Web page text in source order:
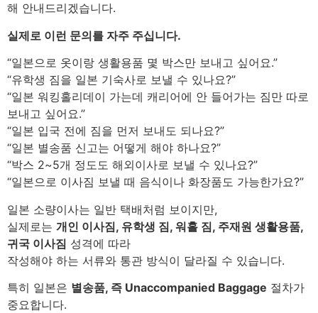
해 안내드리겠습니다.
실제로 이런 문의를 자주 주십니다.
“일본으로 옷이랑 생활용품 몇 박스만 보내고 싶어요.”
“유학생 짐을 일본 기숙사로 보낼 수 있나요?”
“일본 워킹홀리데이 가는데 캐리어에 안 들어가는 짐만 따로
보내고 싶어요.”
“일본 입국 전에 짐을 먼저 보내도 되나요?”
“일본 별송품 신고는 어떻게 해야 하나요?”
“박스 2~5개 정도도 해외이사로 보낼 수 있나요?”
“일본으로 이사짐 보낼 때 음식이나 화장품도 가능한가요?”
일본 소량이사는 일반 택배처럼 보이지만,
실제로는 개인 이사짐, 유학생 짐, 워홀 짐, 주재원 생활용품,
귀국 이사짐 성격에 따라
작성해야 하는 서류와 통관 방식이 달라질 수 있습니다.
특히 일본은 별송품, 즉 Unaccompanied Baggage 절차가
중요합니다.